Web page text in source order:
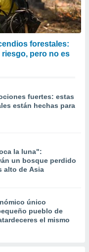
forestales:
pero no es
fuertes: estas
están hechas para
la luna":
un bosque perdido
alto de Asia
único
pueblo de
el mismo